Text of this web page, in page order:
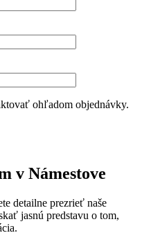
ohľadom objednávky.
v Námestove
detailne prezrieť naše
jasnú predstavu o tom,